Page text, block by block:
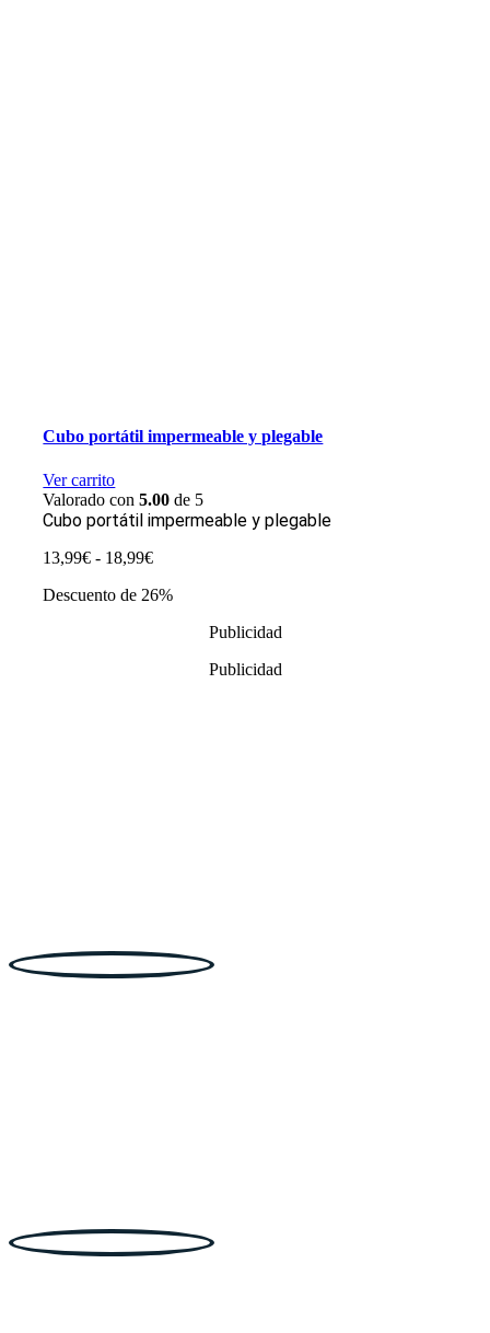
Cubo portátil impermeable y plegable
Ver carrito
Valorado con5.00 de 5
Cubo portátil impermeable y plegable
13,99€ - 18,99€Rango
precios:
Descuento de 26%
Publicidad
Publicidad